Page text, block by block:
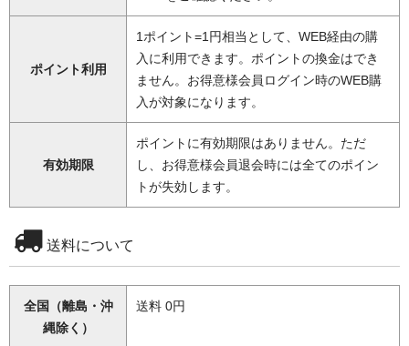
ポイント利用
1ポイント=1円相当として、WEB経由の購
入に利用できます。ポイントの換金はでき
ません。お得意様会員ログイン時のWEB購
入が対象になります。
有効期限
ポイントに有効期限はありません。ただ
し、お得意様会員退会時には全てのポイン
トが失効します。
送料について
全国（離島・沖
縄除く）
送料 0円